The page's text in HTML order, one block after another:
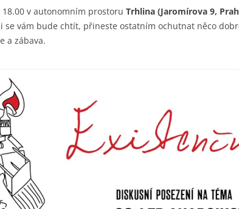
v autonomním prostoru Trhlina (Jaromírova 9,
se vám bude chtít, přineste ostatním ochutnat něco
a zábava.